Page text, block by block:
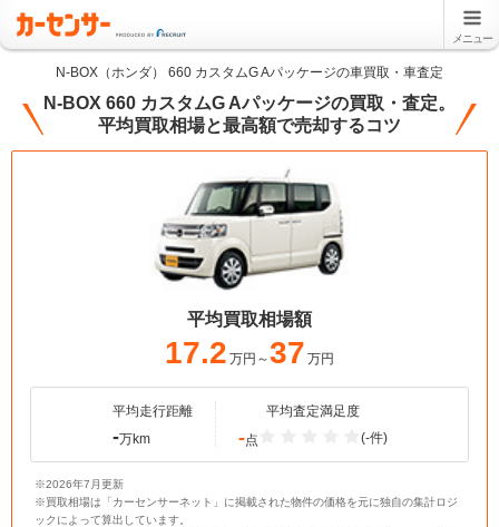
メニュー
N-BOX（ホンダ） 660 カスタムG Aパッケージの車買取・車査定
N-BOX 660 カスタムG Aパッケージの買取・査定。
平均買取相場と最高額で売却するコツ
平均買取相場額
17.2 万円～37 万円
平均走行距離
-万km
平均査定満足度
-点 (-件)
※2026年7月更新
※買取相場は「カーセンサーネット」に掲載された物件の価格を元に独自の集計ロジ
ックによって算出しています。